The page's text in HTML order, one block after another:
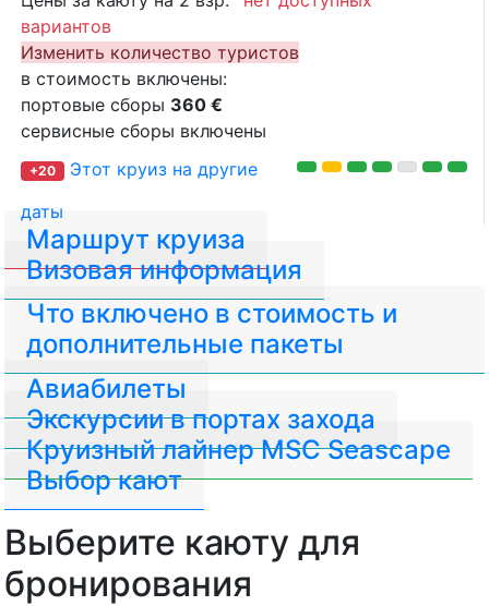
вариантов
Изменить количество туристов
в стоимость включены:
портовые сборы 360 €
сервисные сборы включены
+20
Этот круиз на другие
даты
Маршрут круиза
Визовая информация
Авиабилеты
Что включено в стоимость и
дополнительные пакеты
Экскурсии в портах захода
Круизный лайнер MSC Seascape
Выбор кают
Выберите каюту для
бронирования